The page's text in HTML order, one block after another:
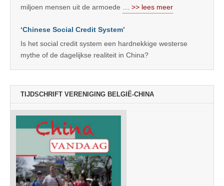
miljoen mensen uit de armoede
… >> lees meer
‘Chinese Social Credit System’
Is het social credit system een hardnekkige westerse
mythe of de dagelijkse realiteit in China?
TIJDSCHRIFT VERENIGING BELGIË-CHINA